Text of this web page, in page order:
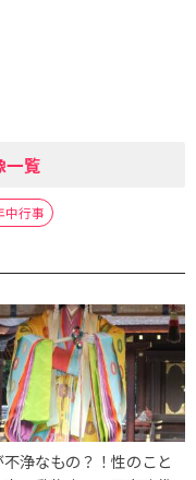
一覧
中行事
不浄なもの？！性のこと